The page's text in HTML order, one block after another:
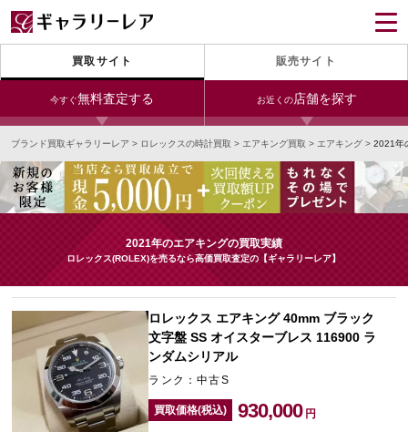
買取サイト 販売サイト
今すぐ無料査定する お近くの店舗を探す
今すぐLINE査定
24時間受付（対応時間10:00～19:00）
宅配買取を申し込む
無料の宅配キットをお届けします
今すぐ電話査定
受付時間 10:00～19:00
銀座本店 青山表参道店 新宿東口店
小田急新宿店
心斎橋本店 東心斎橋店 梅田店
なんば店 神戸元町(三宮)店 LAB大阪
中野ブロードウェイ
ブランド買取ギャラリーレア > ロレックスの時計買取 > エアキング買取 > エアキング > 2021年
2021年のエアキングの買取実績
ロレックス(ROLEX)を売るなら高価買取査定の【ギャラリーレア】
ロレックス エアキング 40mm ブラック
文字盤 SS オイスターブレス 116900 ラ
ンダムシリアル
ランク：中古S
買取価格(税込) 930,000 円